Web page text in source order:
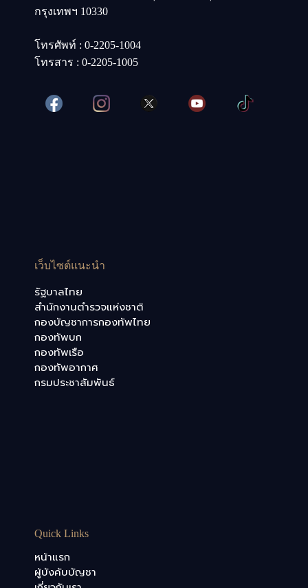
กรุงเทพฯ 10330
โทรศัพท์ : 0-2205-1004
โทรสาร : 0-2205-1005
เว็บไซต์แนะนำ
รัฐบาลไทย
สำนักงานตำรวจแห่งชาติ
กองบัญชาการกองทัพไทย
กองทัพบก
กองทัพเรือ
กองทัพอากาศ
กรมประชาสัมพันธ์
Quick Links
หน้าแรก
ผู้บังคับบัญชา